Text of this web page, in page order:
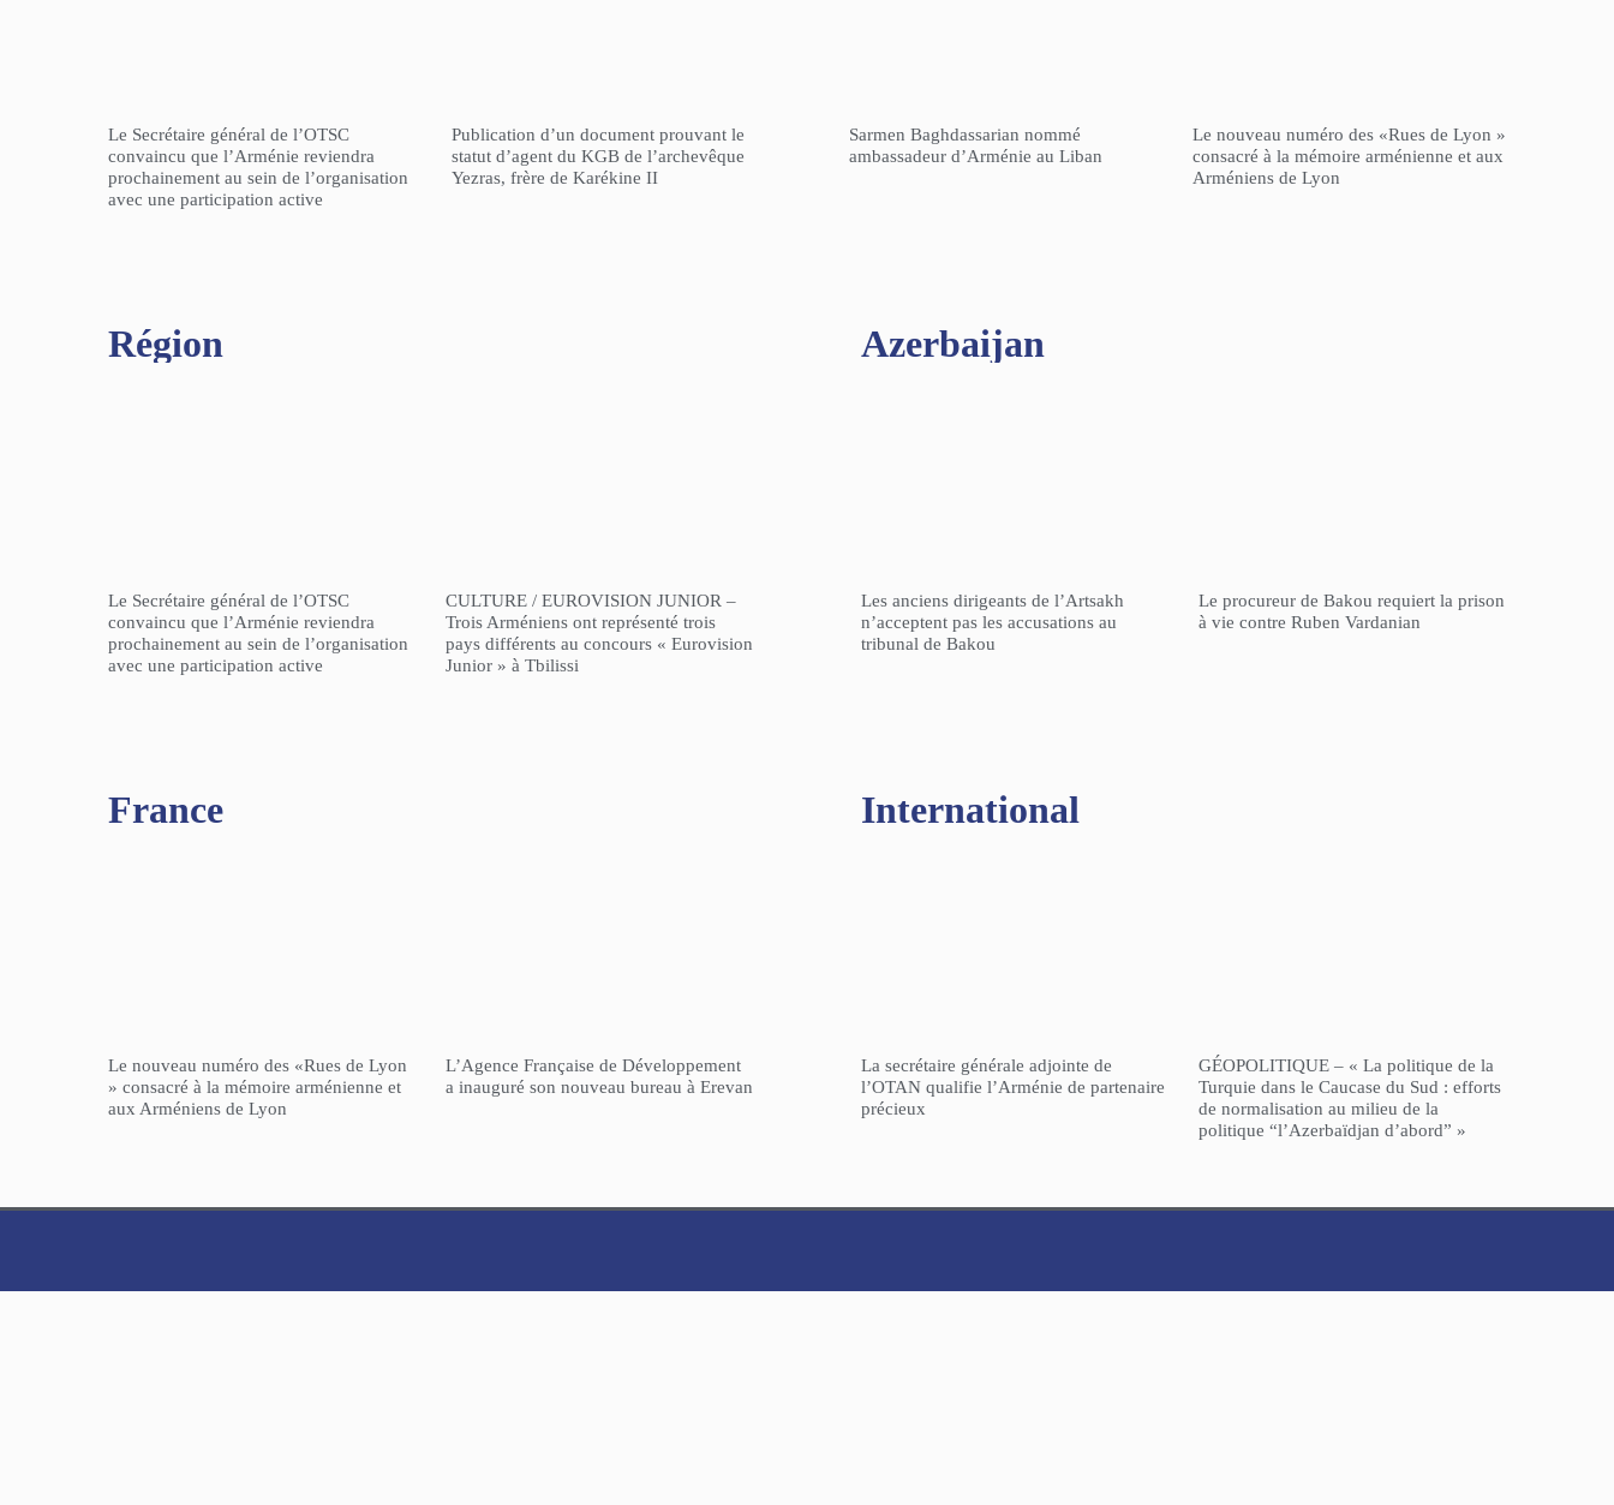
Le Secrétaire général de l’OTSC
convaincu que l’Arménie reviendra
prochainement au sein de l’organisation
avec une participation active
Publication d’un document prouvant le
statut d’agent du KGB de l’archevêque
Yezras, frère de Karékine II
Sarmen Baghdassarian nommé
ambassadeur d’Arménie au Liban
Le nouveau numéro des «Rues de Lyon »
consacré à la mémoire arménienne et aux
Arméniens de Lyon
Région​
Le Secrétaire général de l’OTSC
convaincu que l’Arménie reviendra
prochainement au sein de l’organisation
avec une participation active
CULTURE / EUROVISION JUNIOR –
Trois Arméniens ont représenté trois
pays différents au concours « Eurovision
Junior » à Tbilissi
Azerbaijan
Les anciens dirigeants de l’Artsakh
n’acceptent pas les accusations au
tribunal de Bakou
Le procureur de Bakou requiert la prison
à vie contre Ruben Vardanian
France
Le nouveau numéro des «Rues de Lyon
» consacré à la mémoire arménienne et
aux Arméniens de Lyon
L’Agence Française de Développement
a inauguré son nouveau bureau à Erevan
International
La secrétaire générale adjointe de
l’OTAN qualifie l’Arménie de partenaire
précieux
GÉOPOLITIQUE – « La politique de la
Turquie dans le Caucase du Sud : efforts
de normalisation au milieu de la
politique “l’Azerbaïdjan d’abord” »
ARCHIVES